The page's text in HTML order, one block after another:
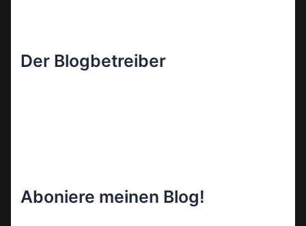
Der Blogbetreiber
Aboniere meinen Blog!